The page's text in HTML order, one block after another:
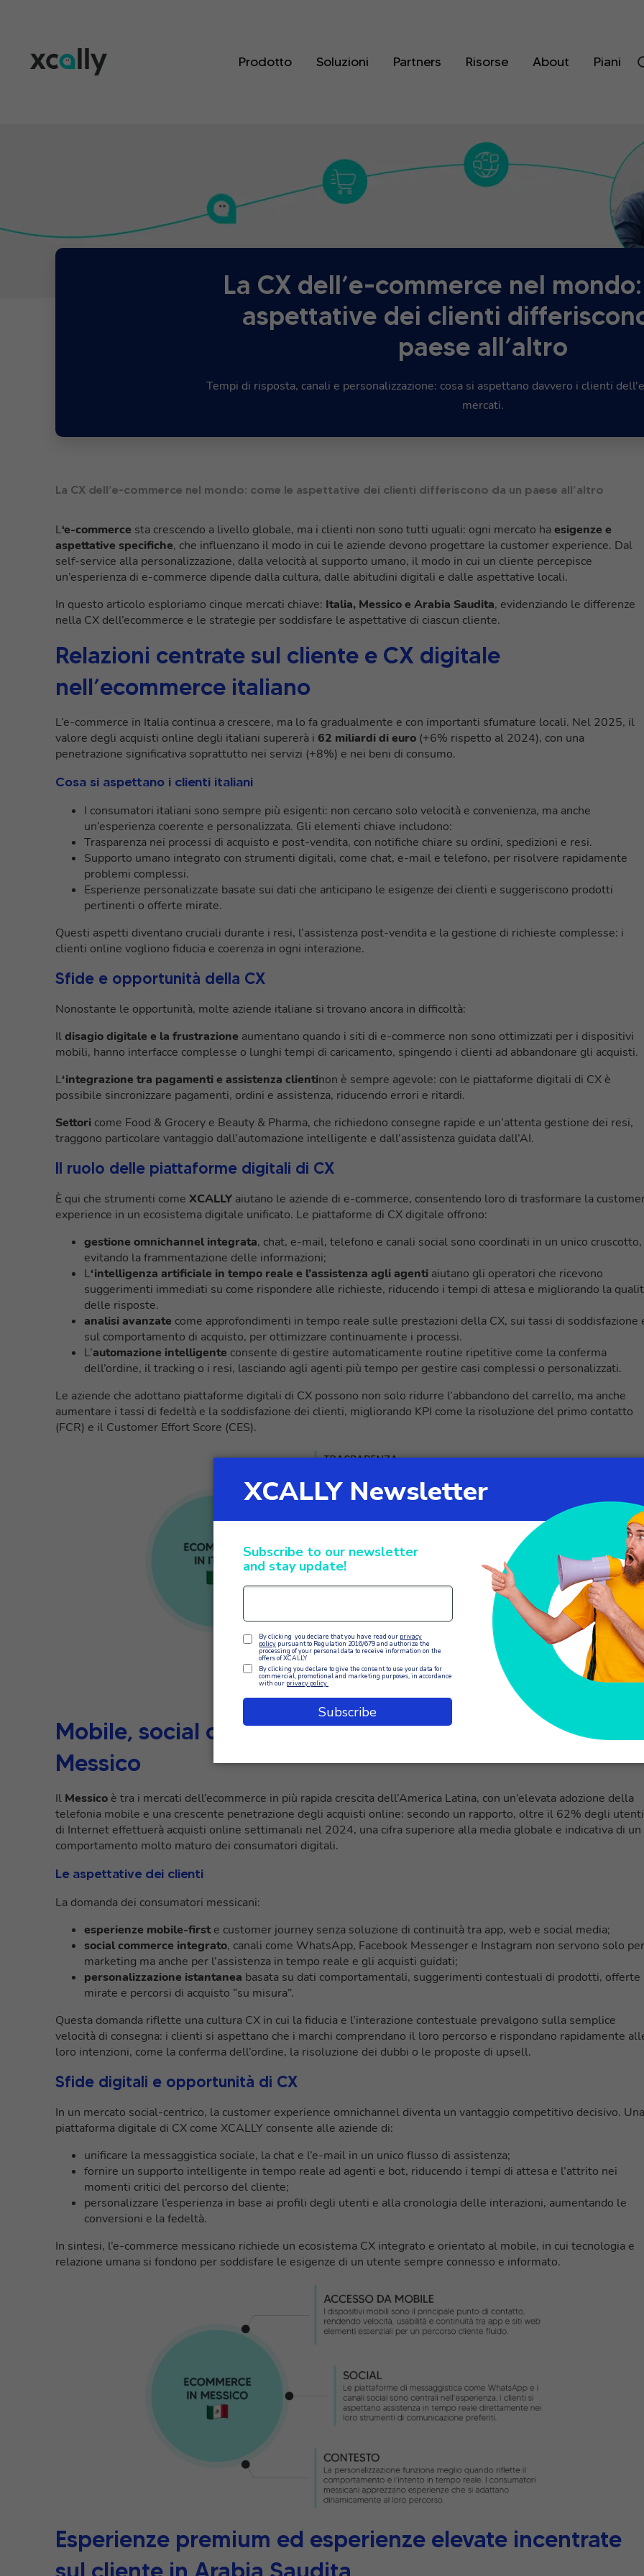
Prodotto Soluzioni Partners Risorse About Piani
La CX dell’e-commerce nel
aspettative dei clienti
paese all’altro
Tempi di risposta, canali e personalizzazione: cosa si aspettano davvero i clienti
mercati.
La CX dell’e-commerce nel mondo: come le aspettative dei clienti differiscono da un paese all’altro
L‘e-commerce sta crescendo a livello globale, ma i clienti non sono tutti uguali: ogni mercato haesigenze e
aspettative specifiche, che influenzano il modo in cui le aziende devono progettare la customer experience. Dal
self-service alla personalizzazione, dalla velocità al supporto umano, il modo in cui un cliente percepisce
un’esperienza di e-commerce dipende dalla cultura, dalle abitudini digitali e dalle aspettative locali.
In questo articolo esploriamo cinque mercati chiave: Italia, Messico e Arabia Saudita, evidenziando le differenze
nella CX dell’ecommerce e le strategie per soddisfare le aspettative di ciascun cliente.
Relazioni centrate sul cliente e CX digitale
nell’ecommerce italiano
L’e-commerce in Italia continua a crescere, ma lo fa gradualmente e con importanti sfumature locali. Nel 2025, il
valore degli acquisti online degli italiani supererà i 62 miliardi di euro (+6% rispetto al 2024), con una
penetrazione significativa soprattutto nei servizi (+8%) e nei beni di consumo.
Cosa si aspettano i clienti italiani
I consumatori italiani sono sempre più esigenti: non cercano solo velocità e convenienza, ma anche
un’esperienza coerente e personalizzata. Gli elementi chiave includono:
Trasparenza nei processi di acquisto e post-vendita, con notifiche chiare su ordini, spedizioni e resi.
Supporto umano integrato con strumenti digitali, come chat, e-mail e telefono, per risolvere rapidamente
problemi complessi.
Esperienze personalizzate basate sui dati che anticipano le esigenze dei clienti e suggeriscono prodotti
pertinenti o offerte mirate.
Questi aspetti diventano cruciali durante i resi, l’assistenza post-vendita e la gestione di richieste complesse: i
clienti online vogliono fiducia e coerenza in ogni interazione.
Sfide e opportunità della CX
Nonostante le opportunità, molte aziende italiane si trovano ancora in difficoltà:
Ildisagio digitale e la frustrazione aumentano quando i siti di e-commerce non sono ottimizzati per i dispositivi
mobili, hanno interfacce complesse o lunghi tempi di caricamento, spingendo i clienti ad abbandonare gli acquisti.
L‘integrazione tra pagamenti e assistenza clientinon è sempre agevole: con le piattaforme digitali di CX è
possibile sincronizzare pagamenti, ordini e assistenza, riducendo errori e ritardi.
Settori come Food & Grocery e Beauty & Pharma, che richiedono consegne rapide e un’attenta gestione dei resi,
traggono particolare vantaggio dall’automazione intelligente e dall’assistenza guidata dall’AI.
Il ruolo delle piattaforme digitali di CX
È qui che strumenti come XCALLY aiutano le aziende di e-commerce, consentendo loro di trasformare la
experience in un ecosistema digitale unificato. Le piattaforme di CX digitale offrono:
gestione omnichannel integrata, chat, e-mail, telefono e canali social sono coordinati in un unico cruscotto,
evitando la frammentazione delle informazioni;
L‘intelligenza artificiale in tempo reale e l’assistenza agli agenti aiutano gli operatori che ricevono
suggerimenti immediati su come rispondere alle richieste, riducendo i tempi di attesa e migliorando la
delle risposte.
analisi avanzate come approfondimenti in tempo reale sulle prestazioni della CX, sui tassi di soddisfazione
sul comportamento di acquisto, per ottimizzare continuamente i processi.
L’automazione intelligente consente di gestire automaticamente routine ripetitive come la conferma
dell’ordine, il tracking o i resi, lasciando agli agenti più tempo per gestire casi complessi o personalizzati.
Le aziende che adottano piattaforme digitali di CX possono non solo ridurre l’abbandono del carrello, ma anche
aumentare i tassi di fedeltà e la soddisfazione dei clienti, migliorando KPI come la risoluzione del primo contatto
(FCR) e il Customer Effort Score (CES).
Mobile, social commerce e CX digitale personalizzata in
Messico
Il Messico è tra i mercati dell’ecommerce in più rapida crescita dell’America Latina, con un’elevata adozione della
telefonia mobile e una crescente penetrazione degli acquisti online: secondo un rapporto, oltre il 62% degli utenti
di Internet effettuerà acquisti online settimanali nel 2024, una cifra superiore alla media globale e indicativa di un
comportamento molto maturo dei consumatori digitali.
Le aspettative dei clienti
La domanda dei consumatori messicani:
esperienze mobile-firste customer journey senza soluzione di continuità tra app, web e social media;
social commerce integrato, canali come WhatsApp, Facebook Messenger e Instagram non servono solo
marketing ma anche per l’assistenza in tempo reale e gli acquisti guidati;
personalizzazione istantanea basata su dati comportamentali, suggerimenti contestuali di prodotti, offerte
mirate e percorsi di acquisto “su misura”.
Questa domanda riflette una cultura CX in cui la fiducia e l’interazione contestuale prevalgono sulla semplice
velocità di consegna: i clienti si aspettano che i marchi comprendano il loro percorso e rispondano rapidamente
loro intenzioni, come la conferma dell’ordine, la risoluzione dei dubbi o le proposte di upsell.
Sfide digitali e opportunità di CX
In un mercato social-centrico, la customer experience omnichannel diventa un vantaggio competitivo decisivo. Una
piattaforma digitale di CX come XCALLY consente alle aziende di:
unificare la messaggistica sociale, la chat e l’e-mail in un unico flusso di assistenza;
fornire un supporto intelligente in tempo reale ad agenti e bot, riducendo i tempi di attesa e l’attrito nei
momenti critici del percorso del cliente;
personalizzare l’esperienza in base ai profili degli utenti e alla cronologia delle interazioni, aumentando le
conversioni e la fedeltà.
In sintesi, l’e-commerce messicano richiede un ecosistema CX integrato e orientato al mobile, in cui tecnologia e
relazione umana si fondono per soddisfare le esigenze di un utente sempre connesso e informato.
Esperienze premium ed esperienze elevate incentrate
sul cliente in Arabia Saudita